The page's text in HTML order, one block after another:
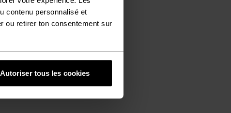
contenu personnalisé et
ou retirer ton consentement sur
Autoriser tous les cookies